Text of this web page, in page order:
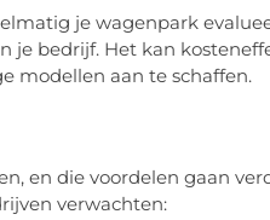
je wagenpark
je bedrijf. Het kan
modellen aan te schaffen.
en die voordelen gaan
verwachten: